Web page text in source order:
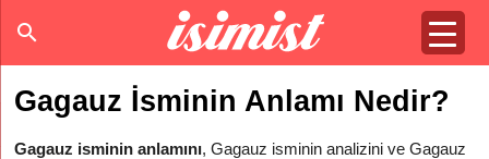
Gagauz İsminin Anlamı Nedir?
Gagauz isminin anlamını, Gagauz isminin analizini ve Gagauz